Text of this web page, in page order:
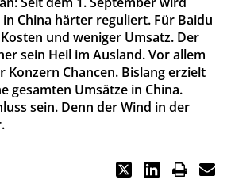
China härter reguliert. Für Baidu
und weniger Umsatz. Der
sein Heil im Ausland. Vor allem
Konzern Chancen. Bislang erzielt
gesamten Umsätze in China.
sein. Denn der Wind in der